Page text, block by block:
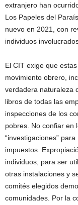
extranjero han
Los Papeles del
nuevo en 2021, con
individuos
El CIT exige que
movimiento obrero,
verdadera naturaleza
libros de todas las
inspecciones de los
pobres. No confiar en
“investigaciones”
impuestos.
individuos, para ser
otras instalaciones y
comités elegidos
comunidades. Por la